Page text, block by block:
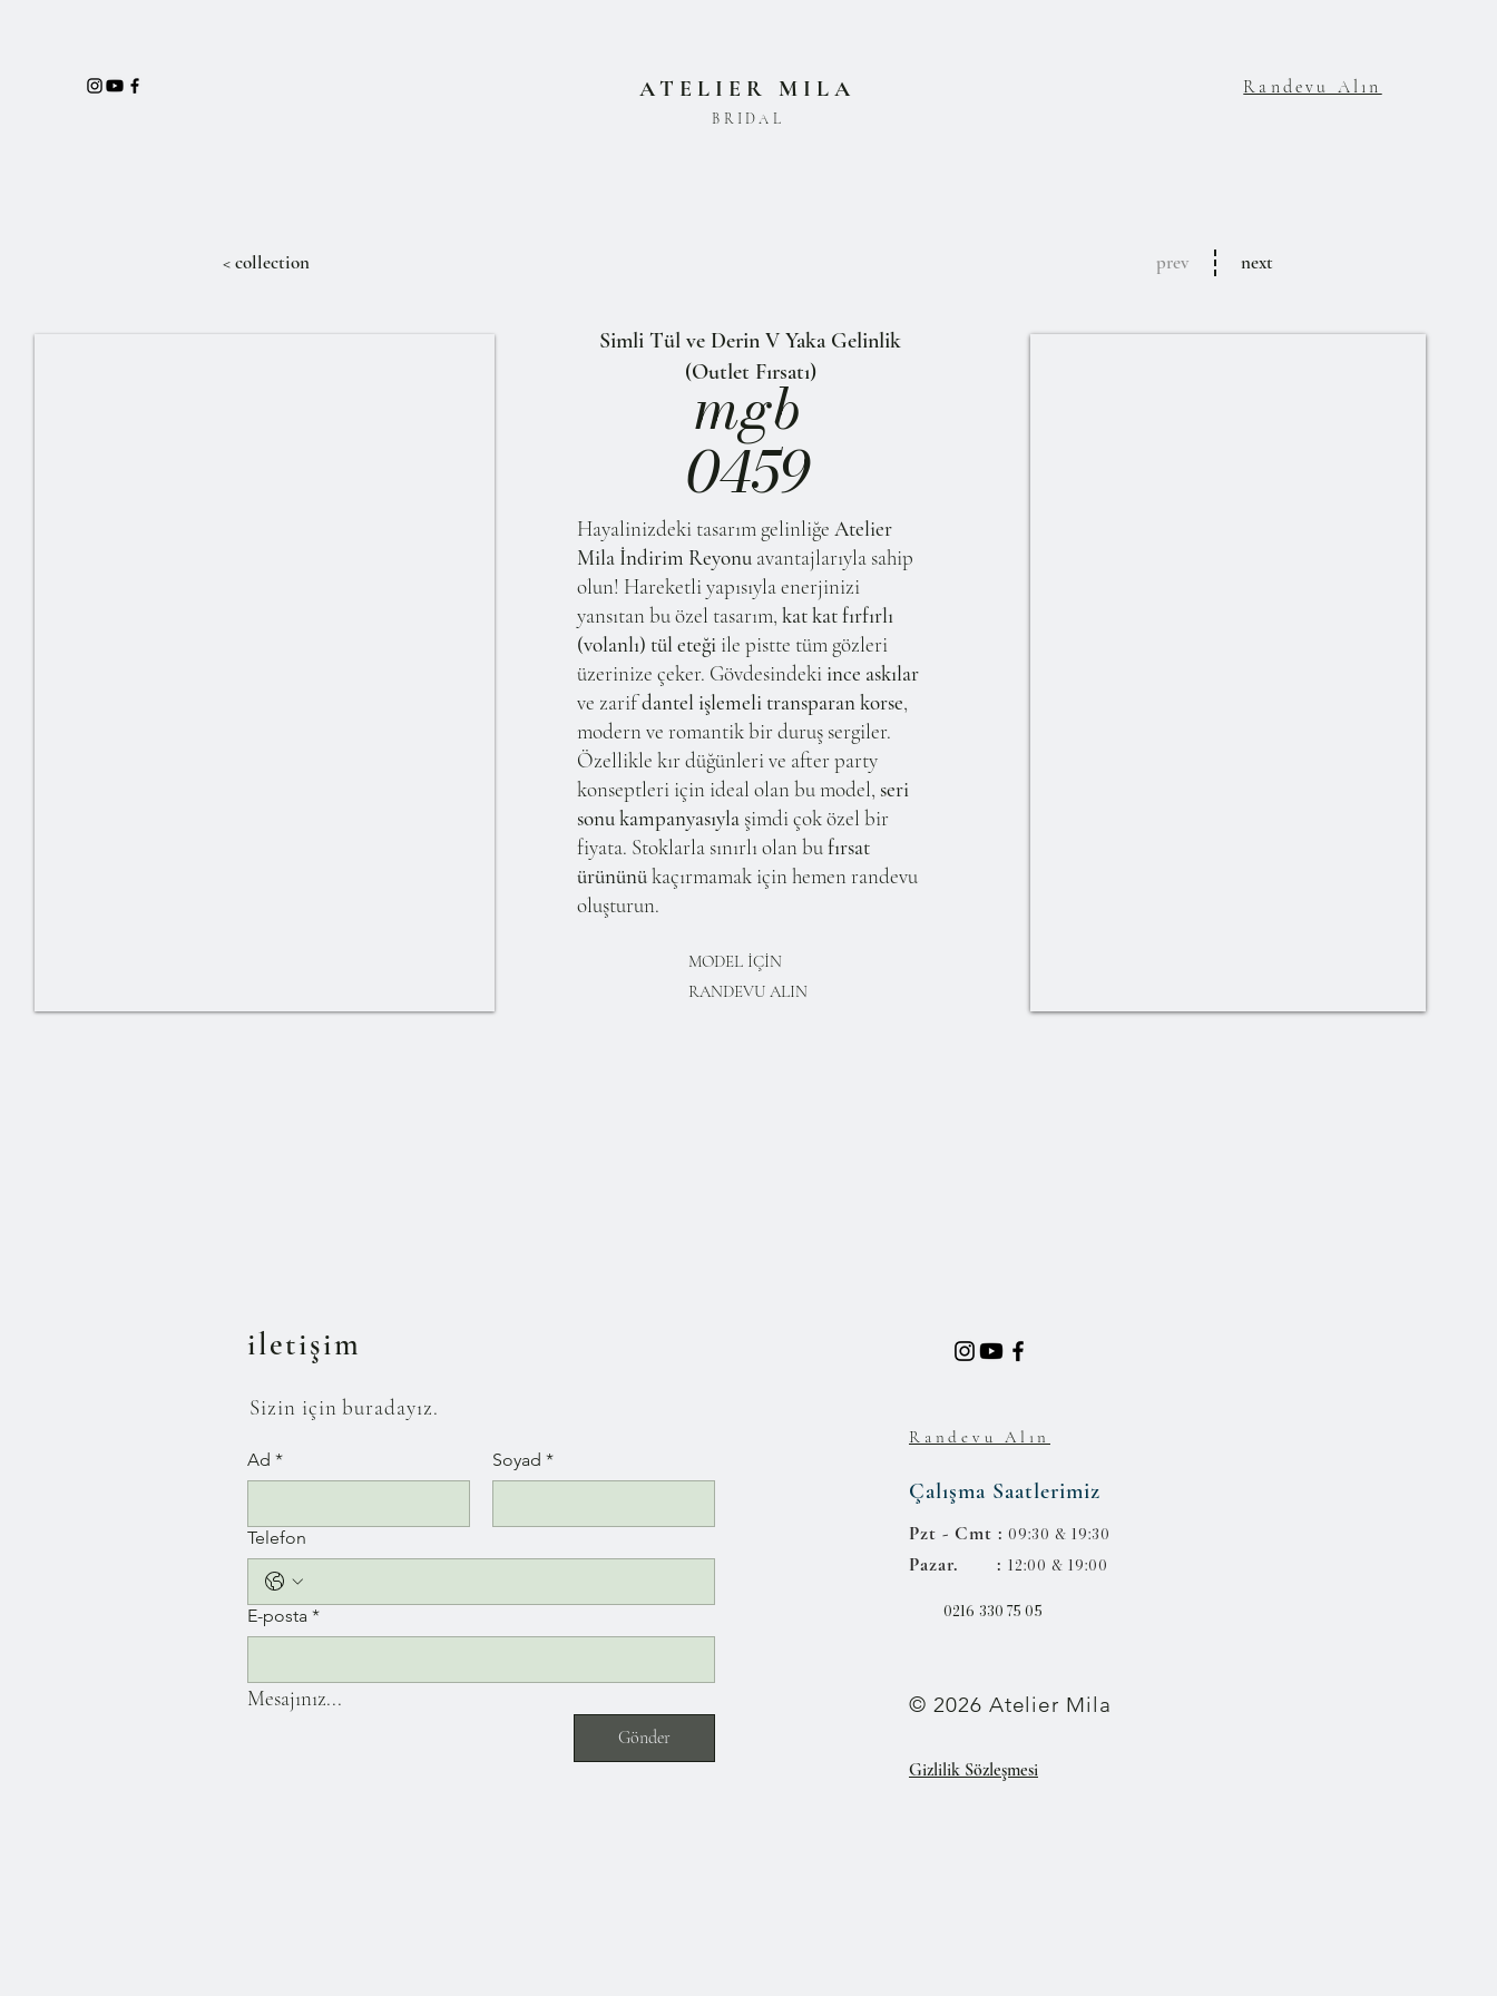
ATELIER MILA
BRIDAL
Randevu Alın
< collection prev next
mgb
0459
Simli Tül ve Derin V Yaka Gelinlik
(Outlet Fırsatı)
Hayalinizdeki tasarım gelinliğe Atelier
Mila İndirim Reyonu avantajlarıyla sahip
olun! Hareketli yapısıyla enerjinizi
yansıtan bu özel tasarım, kat kat fırfırlı
(volanlı) tül eteği ile pistte tüm gözleri
üzerinize çeker. Gövdesindekiince askılar
ve zarifdantel işlemeli transparan korse,
modern ve romantik bir duruş sergiler.
Özellikle kır düğünleri ve after party
konseptleri için ideal olan bu model, seri
sonu kampanyasıyla şimdi çok özel bir
fiyata. Stoklarla sınırlı olan bufırsat
ürününükaçırmamak için hemen randevu
oluşturun.
MODEL İÇİN
RANDEVU ALIN
iletişim
Sizin için buradayız.
Randevu Alın
Ad * Soyad *
Telefon
E-posta *
Mesajınız...
Gönder
Çalışma Saatlerimiz
Pzt - Cmt : 09:30 & 19:30
​​Pazar. : 12:00 & 19:00
0216 330 75 05
© 2026 Atelier Mila
Gizlilik Sözleşmesi